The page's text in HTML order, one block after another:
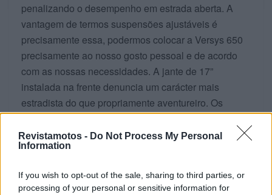
Revistamotos - Do Not Process My Personal
Information
If you wish to opt-out of the sale, sharing to third parties, or
processing of your personal or sensitive information for
penalizando o desempenho em estrada aberta. A
vantagem de termos suspensões ajustáveis é
precisamente essa, podermos colocar a Versys 650
precisamente ao nosso gosto pessoal e de acordo
com as nossas necessidades. A jante de 17”
instalada na frente denuncia um carácter mais
estradista do que propriamente aventureiro. Os
ajustes na forquilha dianteira são fáceis de fazer e
atrás podemos alterar a pré-carga da mola através de
um novo, e mais prático, ajuste remoto.